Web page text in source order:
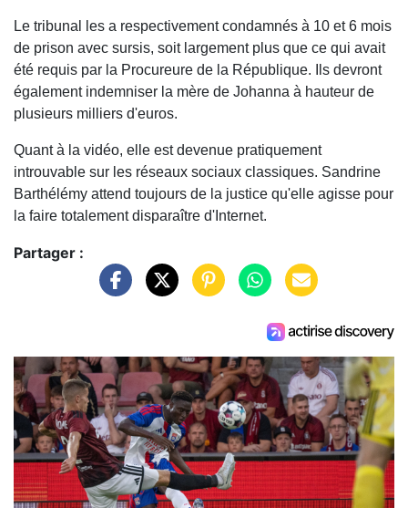
Le tribunal les a respectivement condamnés à 10 et 6 mois
de prison avec sursis, soit largement plus que ce qui avait
été requis par la Procureure de la République. Ils devront
également indemniser la mère de Johanna à hauteur de
plusieurs milliers d'euros.
Quant à la vidéo, elle est devenue pratiquement
introuvable sur les réseaux sociaux classiques. Sandrine
Barthélémy attend toujours de la justice qu'elle agisse pour
la faire totalement disparaître d'Internet.
Partager :